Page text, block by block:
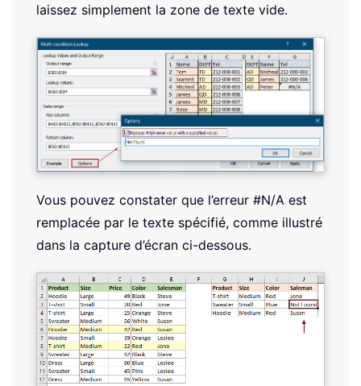
laissez simplement la zone de texte vide.
Vous pouvez constater que l’erreur #N/A est
remplacée par le texte spécifié, comme illustré
dans la capture d’écran ci-dessous.